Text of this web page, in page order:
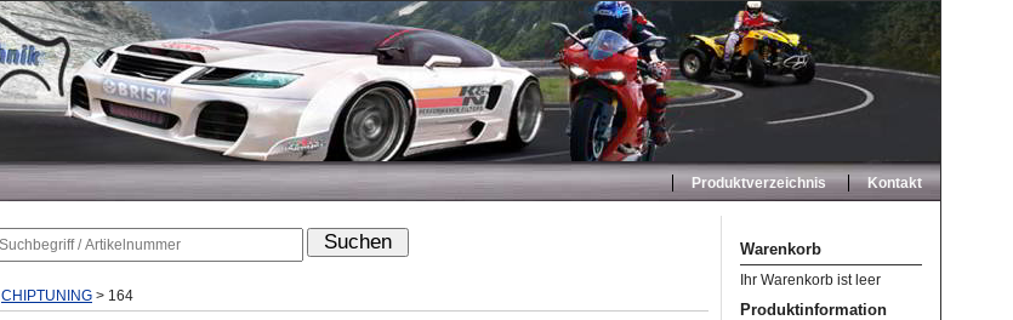
Produktverzeichnis Kontakt
Warenkorb
Ihr Warenkorb ist leer
Produktinformation
CHIPTUNING > 164